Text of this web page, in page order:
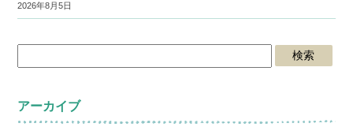
2026年8月5日
アーカイブ